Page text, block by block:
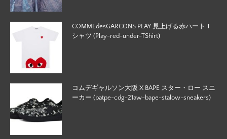
COMMEdesGARCONS PLAY 見上げる赤ハート T
シャツ (Play-red-under-TShirt)
コムデギャルソン大阪 X BAPE スター・ロー スニ
ーカー (batpe-cdg-21aw-bape-stalow-sneakers)